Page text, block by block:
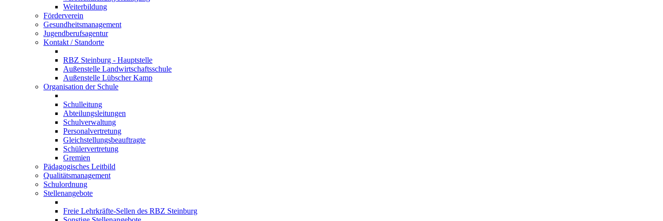
Weiterbildung
Förderverein
Gesundheitsmanagement
Jugendberufsagentur
Kontakt / Standorte
RBZ Steinburg - Hauptstelle
Außenstelle Landwirtschaftsschule
Außenstelle Lübscher Kamp
Organisation der Schule
Schulleitung
Abteilungsleitungen
Schulverwaltung
Personalvertretung
Gleichstellungsbeauftragte
Schülervertretung
Gremien
Pädagogisches Leitbild
Qualitätsmanagement
Schulordnung
Stellenangebote
Freie Lehrkräfte-Sellen des RBZ Steinburg